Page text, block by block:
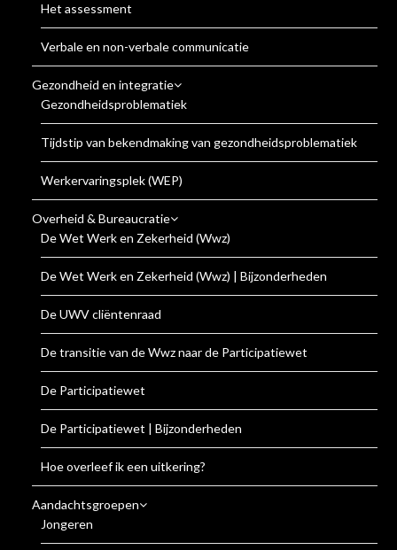
Het assessment
Verbale en non-verbale communicatie
Gezondheid en integratie
Gezondheidsproblematiek
Tijdstip van bekendmaking van gezondheidsproblematiek
Werkervaringsplek (WEP)
Overheid & Bureaucratie
De Wet Werk en Zekerheid (Wwz)
De Wet Werk en Zekerheid (Wwz) | Bijzonderheden
De UWV cliëntenraad
De transitie van de Wwz naar de Participatiewet
De Participatiewet
De Participatiewet | Bijzonderheden
Hoe overleef ik een uitkering?
Aandachtsgroepen
Jongeren